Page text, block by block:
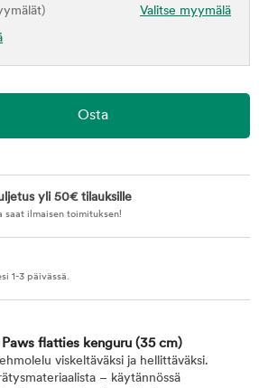
Valitse myymälä
yli 50€ tilauksille
saat ilmaisen toimituksen!
1-3 päivässä.
flatties kenguru (35 cm)
viskeltäväksi ja hellittäväksi.
– käytännössä